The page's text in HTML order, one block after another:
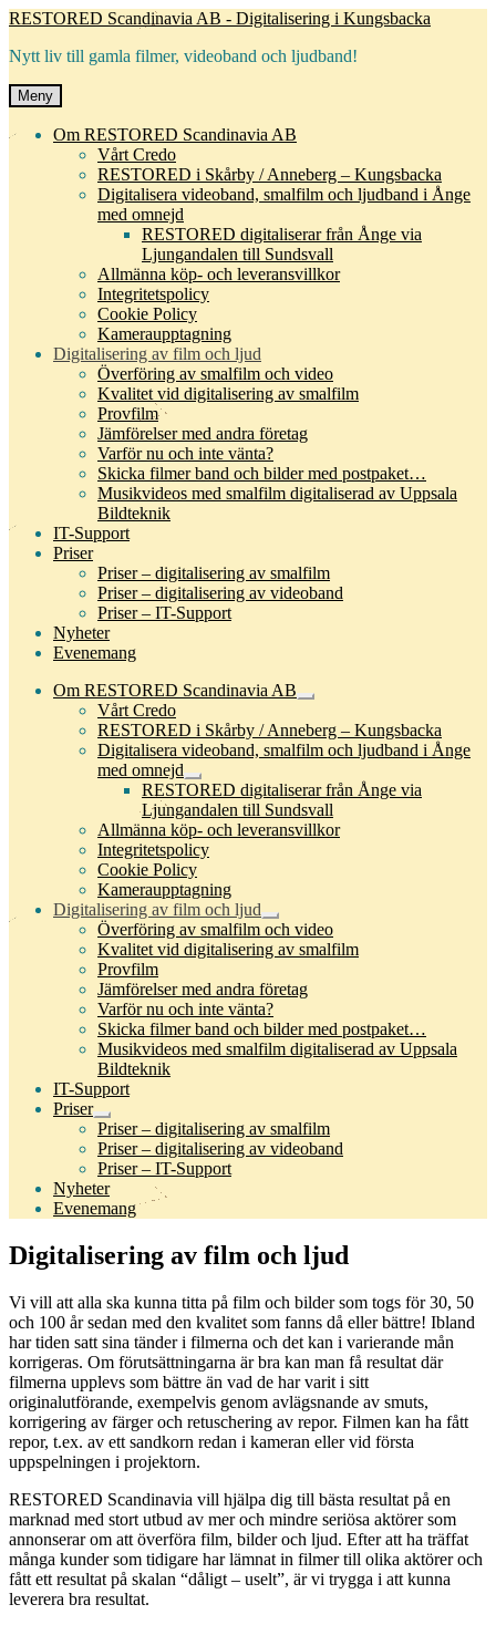
Hoppa
navigering
Hoppa
innehåll
RESTORED Scandinavia AB - Digitalisering i Kungsbacka
Nytt liv till gamla filmer, videoband och ljudband!
Meny
Om RESTORED Scandinavia AB
Vårt Credo
RESTORED i Skårby / Anneberg – Kungsbacka
Digitalisera videoband, smalfilm och ljudband i Ånge
med omnejd
RESTORED digitaliserar från Ånge via
Ljungandalen till Sundsvall
Allmänna köp- och leveransvillkor
Integritetspolicy
Cookie Policy
Kameraupptagning
Digitalisering av film och ljud
Överföring av smalfilm och video
Kvalitet vid digitalisering av smalfilm
Provfilm
Jämförelser med andra företag
Varför nu och inte vänta?
Skicka filmer band och bilder med postpaket…
Musikvideos med smalfilm digitaliserad av Uppsala
Bildteknik
IT-Support
Priser
Priser – digitalisering av smalfilm
Priser – digitalisering av videoband
Priser – IT-Support
Nyheter
Evenemang
Om RESTORED Scandinavia AB
Expandera
undermeny
Vårt Credo
RESTORED i Skårby / Anneberg – Kungsbacka
Digitalisera videoband, smalfilm och ljudband i Ånge
med omnejd
Expandera
undermeny
RESTORED digitaliserar från Ånge via
Ljungandalen till Sundsvall
Allmänna köp- och leveransvillkor
Integritetspolicy
Cookie Policy
Kameraupptagning
Digitalisering av film och ljud
Expandera
undermeny
Överföring av smalfilm och video
Kvalitet vid digitalisering av smalfilm
Provfilm
Jämförelser med andra företag
Varför nu och inte vänta?
Skicka filmer band och bilder med postpaket…
Musikvideos med smalfilm digitaliserad av Uppsala
Bildteknik
IT-Support
Priser
Expandera
undermeny
Priser – digitalisering av smalfilm
Priser – digitalisering av videoband
Priser – IT-Support
Nyheter
Evenemang
Digitalisering av film och ljud
Vi vill att alla ska kunna titta på film och bilder som togs för 30, 50
och 100 år sedan med den kvalitet som fanns då eller bättre! Ibland
har tiden satt sina tänder i filmerna och det kan i varierande mån
korrigeras. Om förutsättningarna är bra kan man få resultat där
filmerna upplevs som bättre än vad de har varit i sitt
originalutförande, exempelvis genom avlägsnande av smuts,
korrigering av färger och retuschering av repor. Filmen kan ha fått
repor, t.ex. av ett sandkorn redan i kameran eller vid första
uppspelningen i projektorn.
RESTORED Scandinavia vill hjälpa dig till bästa resultat på en
marknad med stort utbud av mer och mindre seriösa aktörer som
annonserar om att överföra film, bilder och ljud. Efter att ha träffat
många kunder som tidigare har lämnat in filmer till olika aktörer och
fått ett resultat på skalan “dåligt – uselt”, är vi trygga i att kunna
leverera bra resultat.